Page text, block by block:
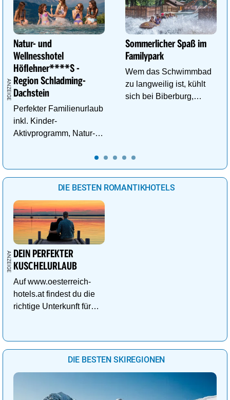
Natur- und
Wellnesshotel
Höflehner****S -
Region Schladming-
Dachstein
Perfekter Familienurlaub
inkl. Kinder-
Aktivprogramm, Natur-
uvm.
Sommerlicher Spaß im
Familypark
Wem das Schwimmbad
zu langweilig ist, kühlt
sich bei Biberburg,
DIE BESTEN ROMANTIKHOTELS
DEIN PERFEKTER
KUSCHELURLAUB
Auf www.oesterreich-
hotels.at findest du die
richtige Unterkunft für
DIE BESTEN SKIREGIONEN